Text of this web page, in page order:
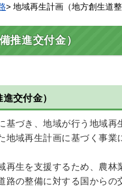
> 地域再生計画（地方創生道整
推進交付金）
交付金）
基づき、地域が行う地域
域再生計画に基づく事業
再生を支援するため、農
の整備に対する国からの